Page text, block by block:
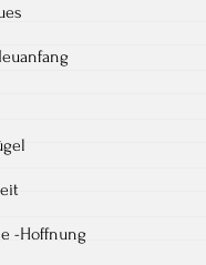
-Hoffnung